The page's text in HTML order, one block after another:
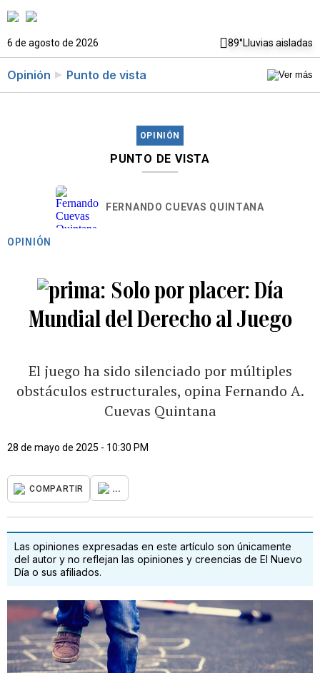
6 de agosto de 2026 89°Lluvias aisladas
Opinión Punto de vista
OPINIÓN
PUNTO DE VISTA
FERNANDO CUEVAS QUINTANA
OPINIÓN
Solo por placer: Día
Mundial del Derecho al Juego
El juego ha sido silenciado por múltiples
obstáculos estructurales, opina Fernando A.
Cuevas Quintana
28 de mayo de 2025 - 10:30 PM
COMPARTIR ...
Las opiniones expresadas en este artículo son únicamente
del autor y no reflejan las opiniones y creencias de El Nuevo
Día o sus afiliados.